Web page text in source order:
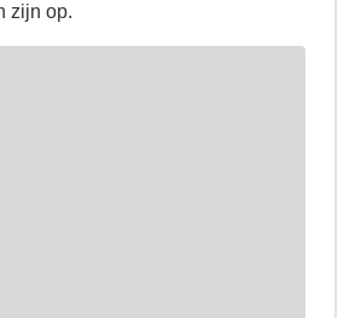
zijn op.